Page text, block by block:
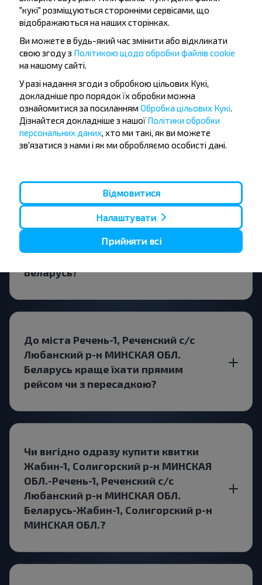
Любанский р-н МИНСКАЯ ОБЛ.
Беларусь?
Є чи існують обмеження на поїздки
за маршрутом Жабин-1, Солигорский
р-н МИНСКАЯ ОБЛ.-Речень-1,
Реченский с/с Любанский р-н
МИНСКАЯ ОБЛ. Беларусь?
За скільки часу до виїзду шукати
квитки Жабин-1, Солигорский р-н
МИНСКАЯ ОБЛ.-Речень-1, Реченский с/
Беларусь?
До міста Речень-1, Реченский с/с
Любанский р-н МИНСКАЯ ОБЛ.
Беларусь краще їхати прямим
рейсом чи з пересадкою?
Чи вигідно одразу купити квитки
Жабин-1, Солигорский р-н МИНСКАЯ
ОБЛ.-Речень-1, Реченский с/с
Любанский р-н МИНСКАЯ ОБЛ.
Беларусь-Жабин-1, Солигорский р-н
МИНСКАЯ ОБЛ.?
"кукі" розміщуються сторонніми сервісами, що
відображаються на наших сторінках.
Ви можете в будь-який час змінити або відкликати
свою згоду з Політикою щодо обробки файлів cookie
на нашому сайті.
У разі надання згоди з обробкою цільових Кукі,
докладніше про порядок їх обробки можна
ознайомитися за посиланням Обробка цільових Кукі.
Дізнайтеся докладніше з нашої Політики обробки
персональних даних, хто ми такі, як ви можете
зв'язатися з нами і як ми обробляємо особисті дані.
Відмовитися
Налаштувати
Прийняти всі